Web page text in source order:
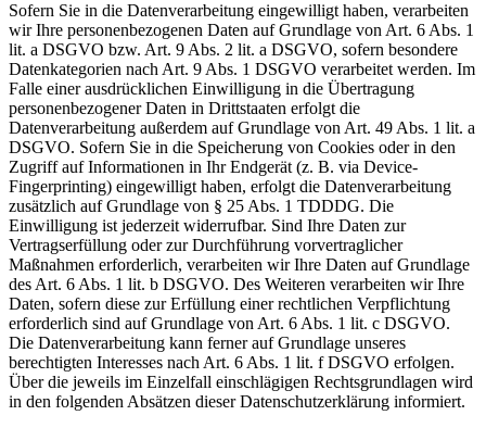
Sofern Sie in die Datenverarbeitung eingewilligt haben, verarbeiten
wir Ihre personenbezogenen Daten auf Grundlage von Art. 6 Abs. 1
lit. a DSGVO bzw. Art. 9 Abs. 2 lit. a DSGVO, sofern besondere
Datenkategorien nach Art. 9 Abs. 1 DSGVO verarbeitet werden. Im
Falle einer ausdrücklichen Einwilligung in die Übertragung
personenbezogener Daten in Drittstaaten erfolgt die
Datenverarbeitung außerdem auf Grundlage von Art. 49 Abs. 1 lit. a
DSGVO. Sofern Sie in die Speicherung von Cookies oder in den
Zugriff auf Informationen in Ihr Endgerät (z. B. via Device-
Fingerprinting) eingewilligt haben, erfolgt die Datenverarbeitung
zusätzlich auf Grundlage von § 25 Abs. 1 TDDDG. Die
Einwilligung ist jederzeit widerrufbar. Sind Ihre Daten zur
Vertragserfüllung oder zur Durchführung vorvertraglicher
Maßnahmen erforderlich, verarbeiten wir Ihre Daten auf Grundlage
des Art. 6 Abs. 1 lit. b DSGVO. Des Weiteren verarbeiten wir Ihre
Daten, sofern diese zur Erfüllung einer rechtlichen Verpflichtung
erforderlich sind auf Grundlage von Art. 6 Abs. 1 lit. c DSGVO.
Die Datenverarbeitung kann ferner auf Grundlage unseres
berechtigten Interesses nach Art. 6 Abs. 1 lit. f DSGVO erfolgen.
Über die jeweils im Einzelfall einschlägigen Rechtsgrundlagen wird
in den folgenden Absätzen dieser Datenschutzerklärung informiert.